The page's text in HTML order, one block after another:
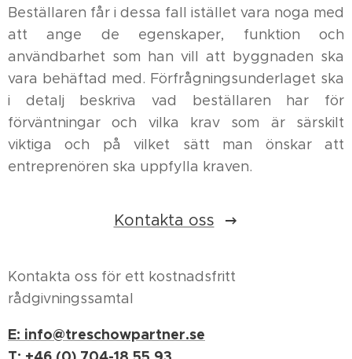
Beställaren får i dessa fall istället vara noga med
att ange de egenskaper, funktion och
användbarhet som han vill att byggnaden ska
vara behäftad med. Förfrågningsunderlaget ska
i detalj beskriva vad beställaren har för
förväntningar och vilka krav som är särskilt
viktiga och på vilket sätt man önskar att
entreprenören ska uppfylla kraven.
Kontakta oss
Kontakta oss för ett kostnadsfritt
rådgivningssamtal
E: info@treschowpartner.se